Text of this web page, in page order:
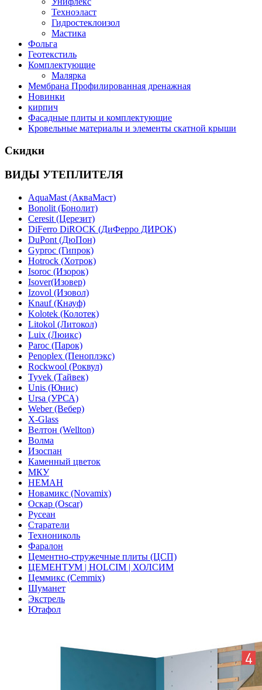
Техноэласт
Гидростеклоизол
Мастика
Фольга
Геотекстиль
Комплектующие
Малярка
Мембрана Профилированная дренажная
Новинки
кирпич
Фасадные плиты и комплектующие
Кровельные материалы и элементы скатной крыши
Скидки
ВИДЫ УТЕПЛИТЕЛЯ
AquaMast (АкваМаст)
Bonolit (Бонолит)
Ceresit (Церезит)
DiFerro DiROCK (ДиФерро ДИРОК)
DuPont (ДюПон)
Gyproc (Гипрок)
Hotrock (Хотрок)
Isoroc (Изорок)
Isover(Изовер)
Izovol (Изовол)
Knauf (Кнауф)
Kolotek (Колотек)
Litokol (Литокол)
Luix (Люикс)
Paroc (Парок)
Penoplex (Пеноплэкс)
Rockwool (Роквул)
Tyvek (Тайвек)
Unis (Юнис)
Ursa (УРСА)
Weber (Вебер)
X-Glass
Велтон (Wellton)
Волма
Изоспан
Каменный цветок
МКУ
НЕМАН
Новамикс (Novamix)
Оскар (Oscar)
Русеан
Старатели
Технониколь
Фаралон
Цементно-стружечные плиты (ЦСП)
ЦЕМЕНТУМ | HOLCIM | ХОЛСИМ
Цеммикс (Cemmix)
Шуманет
Экстрель
Ютафол